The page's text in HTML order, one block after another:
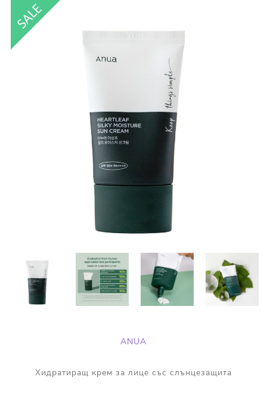
ANUA
Хидратиращ крем за лице със слънцезащита